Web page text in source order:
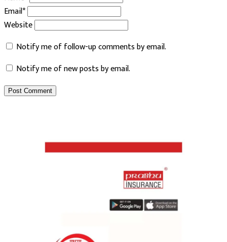
Email*
Website
Notify me of follow-up comments by email.
Notify me of new posts by email.